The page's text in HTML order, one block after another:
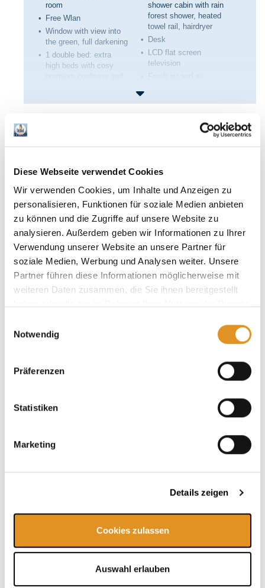
Diese Webseite verwendet Cookies
Wir verwenden Cookies, um Inhalte und Anzeigen zu
personalisieren, Funktionen für soziale Medien anbieten
zu können und die Zugriffe auf unsere Website zu
analysieren. Außerdem geben wir Informationen zu Ihrer
Verwendung unserer Website an unsere Partner für
soziale Medien, Werbung und Analysen weiter. Unsere
Partner führen diese Informationen möglicherweise mit
weiteren Daten zusammen, die Sie ihnen bereitgestellt
haben oder die sie im Rahmen Ihrer Nutzung der Dienste
Cookies, wenn Sie unsere Webseite weiterhin nutzen.
Notwendig
Präferenzen
Statistiken
Marketing
Details zeigen
Cookies zulassen
Auswahl erlauben
room
Free Wlan
Window with view into
the green, full darkening
1 double bed: extra
high beds with cosy
shower cabin with rain
forest shower, heated
towel rail, hairdryer
Desk
LCD flat screen
television
Double bed + 1-2 bunk beds
View to nature
Inclusive:
Breakfast buffet
Admission to all areas of Therme Erding (including Vital &
Sauna, Vital Oasis and Therme with the Wave and
Galaxy) depending on the rate